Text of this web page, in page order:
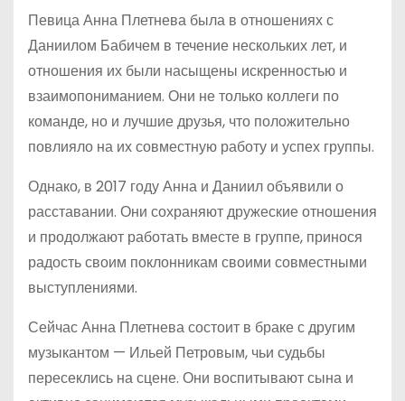
Певица Анна Плетнева была в отношениях с
Даниилом Бабичем в течение нескольких лет, и
отношения их были насыщены искренностью и
взаимопониманием. Они не только коллеги по
команде, но и лучшие друзья, что положительно
повлияло на их совместную работу и успех группы.
Однако, в 2017 году Анна и Даниил объявили о
расставании. Они сохраняют дружеские отношения
и продолжают работать вместе в группе, принося
радость своим поклонникам своими совместными
выступлениями.
Сейчас Анна Плетнева состоит в браке с другим
музыкантом — Ильей Петровым, чьи судьбы
пересеклись на сцене. Они воспитывают сына и